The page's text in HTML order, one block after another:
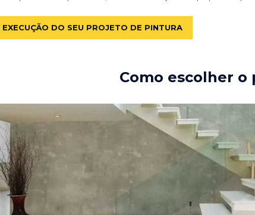
EXECUÇÃO DO SEU PROJETO DE PINTURA
Como escolher o